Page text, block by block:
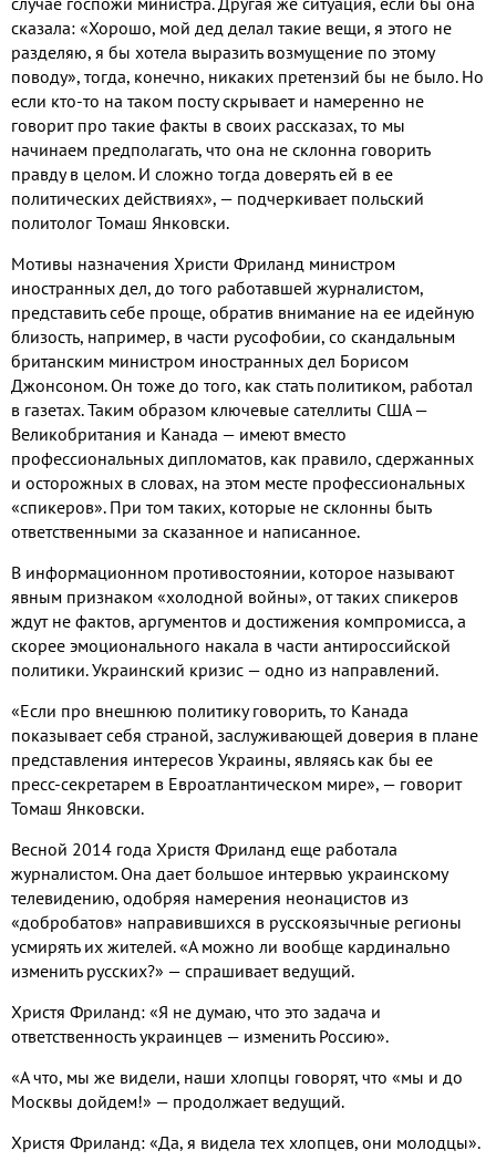
сказала: «Хорошо, мой дед делал такие вещи, я этого не
разделяю, я бы хотела выразить возмущение по этому
поводу», тогда, конечно, никаких претензий бы не было. Но
если кто-то на таком посту скрывает и намеренно не
говорит про такие факты в своих рассказах, то мы
начинаем предполагать, что она не склонна говорить
правду в целом. И сложно тогда доверять ей в ее
политических действиях», — подчеркивает польский
политолог Томаш Янковски.
Мотивы назначения Христи Фриланд министром
иностранных дел, до того работавшей журналистом,
представить себе проще, обратив внимание на ее идейную
близость, например, в части русофобии, со скандальным
британским министром иностранных дел Борисом
Джонсоном. Он тоже до того, как стать политиком, работал
в газетах. Таким образом ключевые сателлиты США —
Великобритания и Канада — имеют вместо
профессиональных дипломатов, как правило, сдержанных
и осторожных в словах, на этом месте профессиональных
«спикеров». При том таких, которые не склонны быть
ответственными за сказанное и написанное.
В информационном противостоянии, которое называют
явным признаком «холодной войны», от таких спикеров
ждут не фактов, аргументов и достижения компромисса, а
скорее эмоционального накала в части антироссийской
политики. Украинский кризис — одно из направлений.
«Если про внешнюю политику говорить, то Канада
показывает себя страной, заслуживающей доверия в плане
представления интересов Украины, являясь как бы ее
пресс-секретарем в Евроатлантическом мире», — говорит
Томаш Янковски.
Весной 2014 года Христя Фриланд еще работала
журналистом. Она дает большое интервью украинскому
телевидению, одобряя намерения неонацистов из
«добробатов» направившихся в русскоязычные регионы
усмирять их жителей. «А можно ли вообще кардинально
изменить русских?» — спрашивает ведущий.
Христя Фриланд: «Я не думаю, что это задача и
ответственность украинцев — изменить Россию».
«А что, мы же видели, наши хлопцы говорят, что «мы и до
Москвы дойдем!» — продолжает ведущий.
Христя Фриланд: «Да, я видела тех хлопцев, они молодцы».